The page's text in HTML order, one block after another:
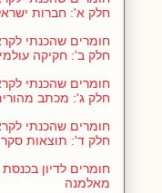
חלק א': חברות
חלק ב': חקיקה
חלק ג': מכתב
חלק ד': תוצאות סקר
מאלמנה